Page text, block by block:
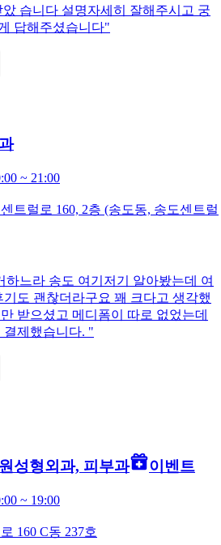
습니다 설명자세히 잘해주시고 궁
답해주셨습니다"
~ 21:00
트럴로 160, 2층 (송도동, 송도센트럴
하느라 송도 여기저기 알아봤는데 여
도 괜찮더라구요 꽤 크다고 생각했
받으셨고 메디폼이 따로 없었는데
결제했습니다. "
성형외과, 피부과 이벤트
~ 19:00
160 C동 237호